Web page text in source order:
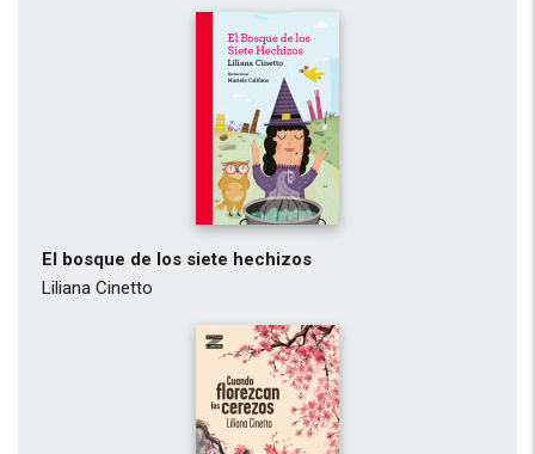
El bosque de los siete hechizos
Liliana Cinetto